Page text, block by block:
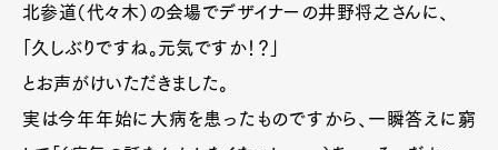
北参道（代々木）の会場でデザイナーの井野将之さんに、
「久しぶりですね。元気ですか！？」
とお声がけいただきました。
実は今年年始に大病を患ったものですから、一瞬答えに窮